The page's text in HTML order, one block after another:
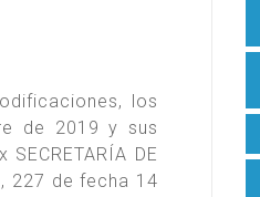
los
de 2019 y sus
DE
227 de fecha 14